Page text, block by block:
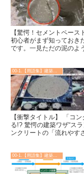
【驚愕！セメントペー
初心者がまず知っておき
です。一見ただの泥のよ
00-1.【用語集】建築・土木・設備
【衝撃タイトル】 「コ
る!? 驚愕の建築ワザ“ス
ンクリートの「流れやす
00-1.【用語集】建築・土木・設備